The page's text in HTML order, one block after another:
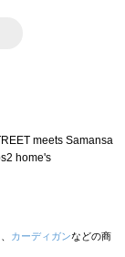
カーディガンなどの商